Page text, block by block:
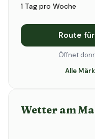
1 Tag pro Woche
Route
Öffnet
Alle
Wetter am